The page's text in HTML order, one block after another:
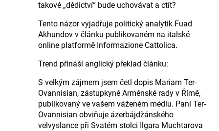
takové „dědictví“ bude uchovávat a ctít?
Tento názor vyjadřuje politický analytik Fuad
Akhundov v článku publikovaném na italské
online platformě Informazione Cattolica.
Trend přináší anglický překlad článku:
S velkým zájmem jsem četl dopis Mariam Ter-
Ovannisian, zástupkyně Arménské rady v Římě,
publikovaný ve vašem váženém médiu. Paní Ter-
Ovannisian obviňuje ázerbájdžánského
velvyslance při Svatém stolci Ilgara Muchtarova